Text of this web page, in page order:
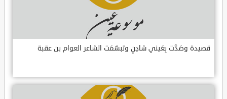
قصيدة وصَدَّت بِعَيني شادِنٍ وتبسّمَت الشاعر العوام بن عقبة